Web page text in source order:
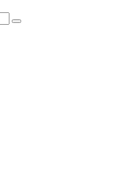
Procurar